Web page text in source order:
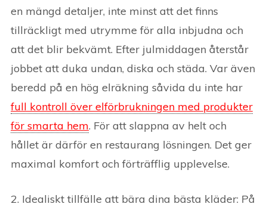
en mängd detaljer, inte minst att det finns
tillräckligt med utrymme för alla inbjudna och
att det blir bekvämt. Efter julmiddagen återstår
jobbet att duka undan, diska och städa. Var även
beredd på en hög elräkning såvida du inte har
full kontroll över elförbrukningen med produkter
för smarta hem. För att slappna av helt och
hållet är därför en restaurang lösningen. Det ger
maximal komfort och förträfflig upplevelse.
2. Idealiskt tillfälle att bära dina bästa kläder: På